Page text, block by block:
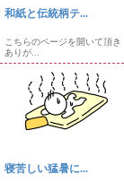
和紙と伝統柄テ...
こちらのページを開いて頂き
ありが...
寝苦しい猛暑に...